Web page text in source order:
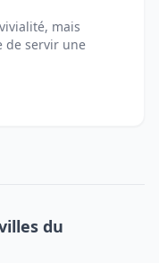
mais
de servir une
du